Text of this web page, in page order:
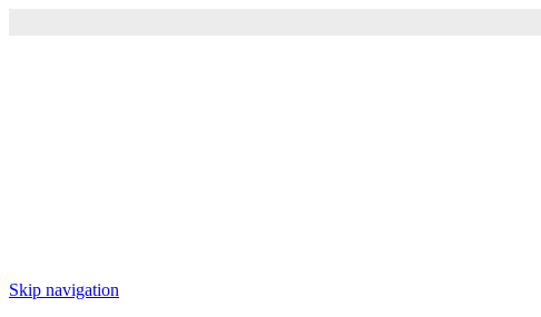
Skip navigation